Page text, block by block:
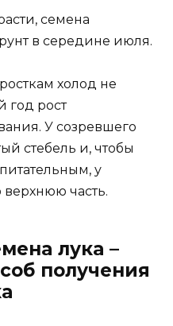
семена
в середине июля.
холод не
год рост
У созревшего
стебель и, чтобы
у
верхнюю часть.
лука –
получения